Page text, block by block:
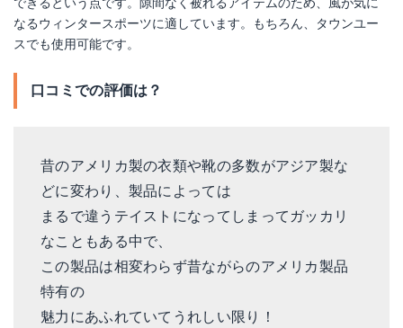
なるウィンタースポーツに適しています。もちろん、タウンユー
スでも使用可能です。
口コミでの評価は？
昔のアメリカ製の衣類や靴の多数がアジア製な
どに変わり、製品によっては
まるで違うテイストになってしまってガッカリ
なこともある中で、
この製品は相変わらず昔ながらのアメリカ製品
特有の
魅力にあふれていてうれしい限り！